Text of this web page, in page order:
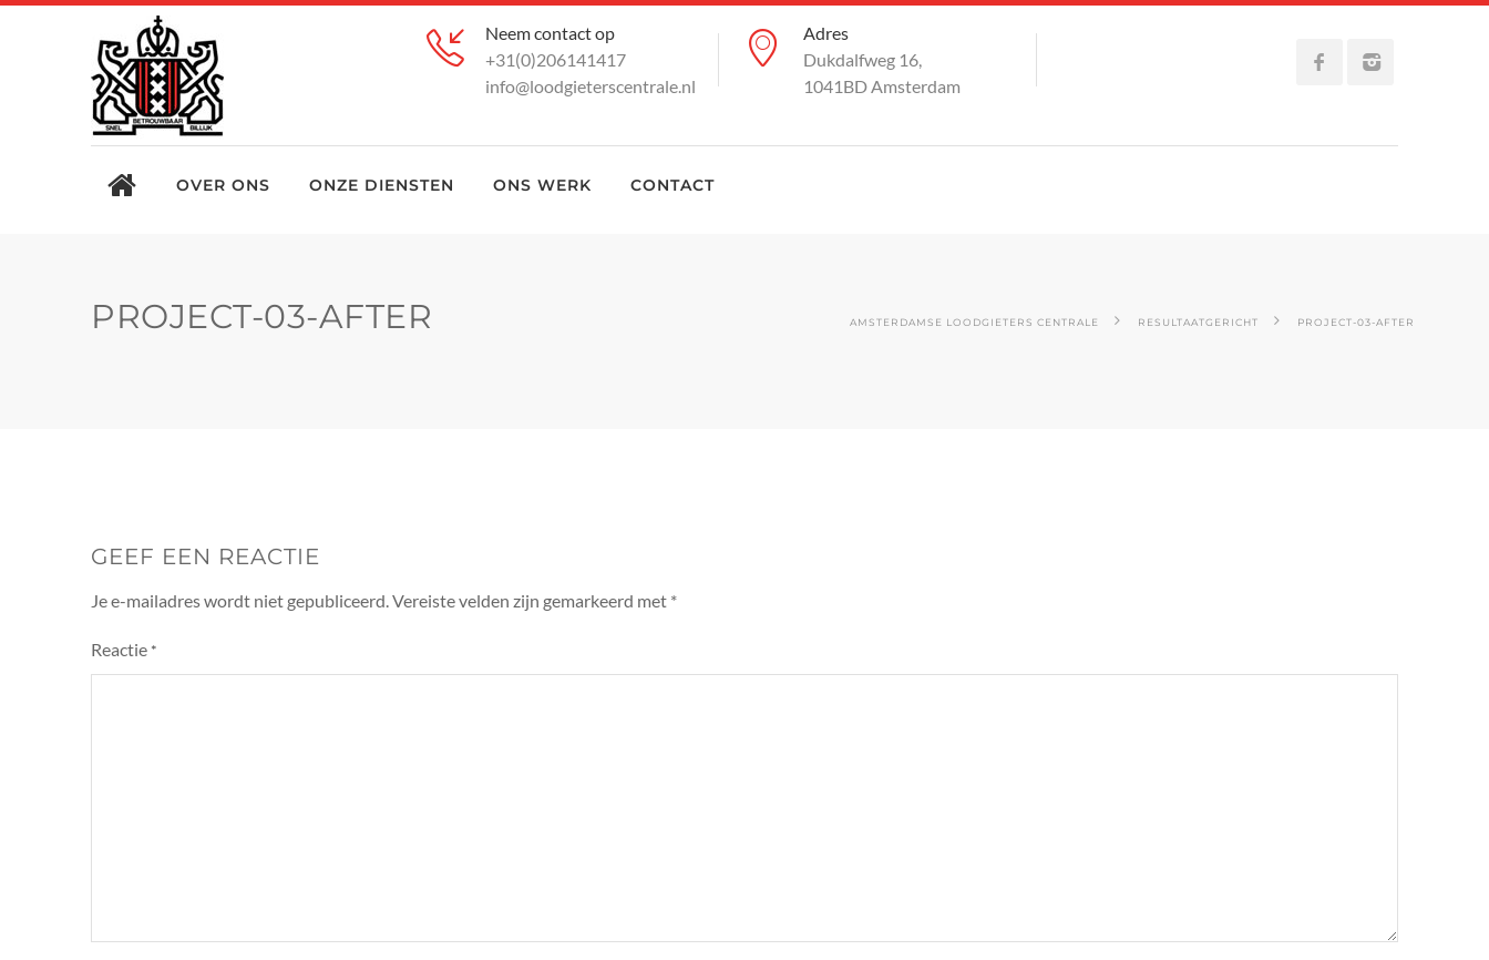
Neem contact op
+31(0)206141417
info@loodgieterscentrale.nl
Adres
Dukdalfweg 16,
1041BD Amsterdam
OVER ONS ONZE DIENSTEN ONS WERK CONTACT
PROJECT-03-AFTER AMSTERDAMSE LOODGIETERS CENTRALE RESULTAATGERICHT PROJECT-03-AFTER
GEEF EEN REACTIE
Je e-mailadres wordt niet gepubliceerd.Vereiste velden zijn gemarkeerd met *
Reactie *